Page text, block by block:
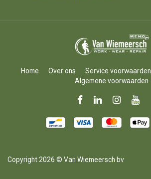
Home Over ons Service voorwaarden
Algemene voorwaarden
Copyright 2026 © Van Wiemeersch bv